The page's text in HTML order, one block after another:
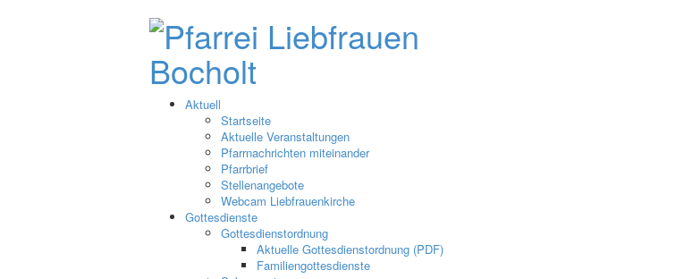
Aktuell
Startseite
Aktuelle Veranstaltungen
Pfarrnachrichten miteinander
Pfarrbrief
Stellenangebote
Webcam Liebfrauenkirche
Gottesdienste
Gottesdienstordnung
Aktuelle Gottesdienstordnung (PDF)
Familiengottesdienste